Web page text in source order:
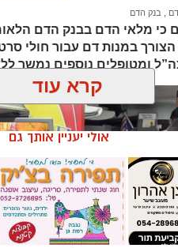
בנק הדם
כי מלאי הדם בבנק הדם
במנות דם עבור חולי
ומטופלים נוספים נמשך
קרא עוד
אולי יעניין אותך גם